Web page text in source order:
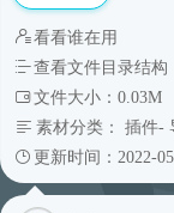
看看谁在用
查看文件目录结构
文件大小：0.03M
素材分类： 插件-
更新时间：2022-